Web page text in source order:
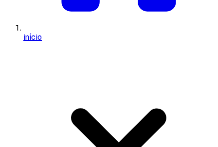
início